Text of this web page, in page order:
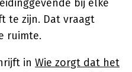
bij elke
te zijn. Dat vraagt
ruimte.
in Wie zorgt dat het